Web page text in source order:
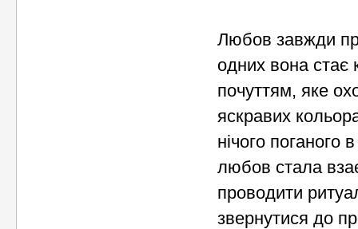
Любов завжди
одних вона стає
почуттям, яке
яскравих
нічого поганого
любов стала
проводити
звернутися до